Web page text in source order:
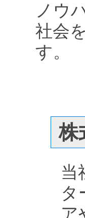
ノウ
社会
す。
株
当
タ
ア